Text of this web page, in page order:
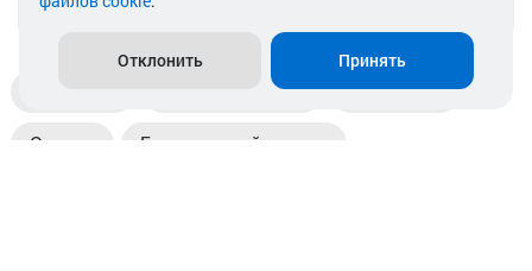
info@akkamulik.by
Пункты выдачи Магазины
Оплата Безналичный расчет
Отклонить Принять